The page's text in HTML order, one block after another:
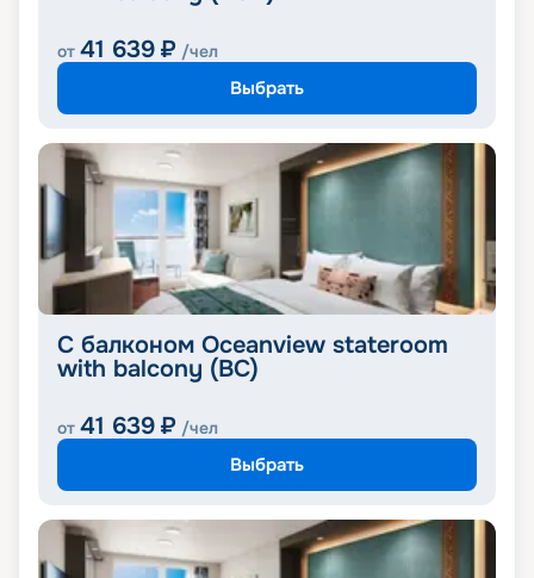
от 41 639 ₽ /чел
Выбрать
С балконом Oceanview stateroom
with balcony (BC)
от 41 639 ₽ /чел
Выбрать